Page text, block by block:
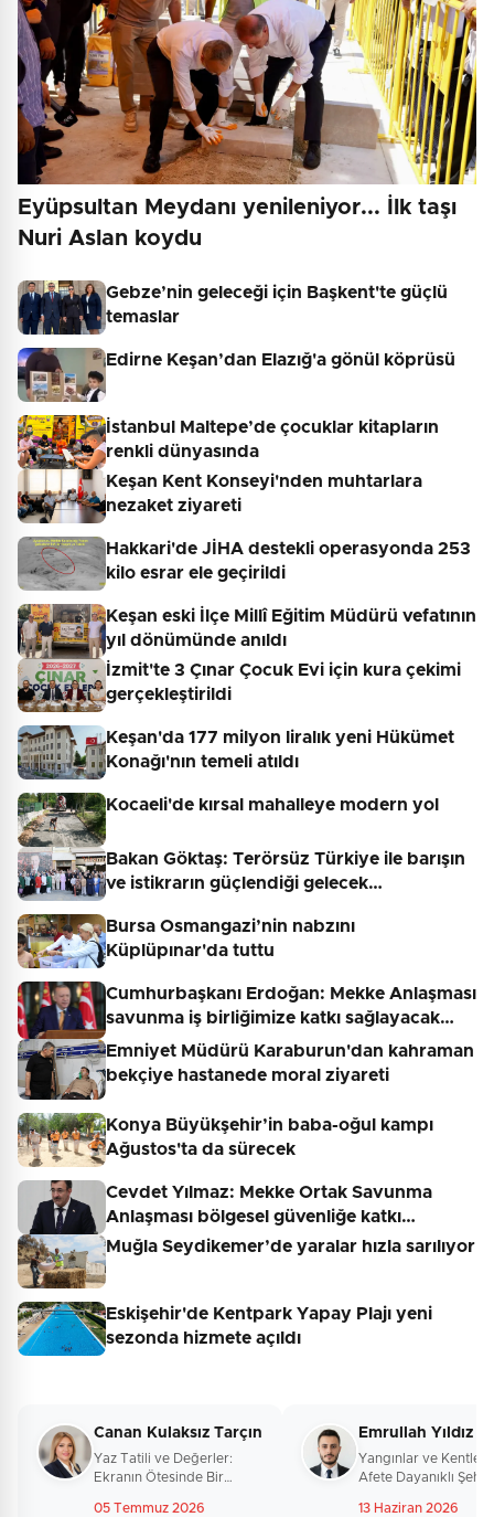
Eyüpsultan Meydanı yenileniyor... İlk taşı
Nuri Aslan koydu
Gebze’nin geleceği için Başkent'te güçlü
temaslar
Edirne Keşan’dan Elazığ'a gönül köprüsü
İstanbul Maltepe’de çocuklar kitapların
renkli dünyasında
Keşan Kent Konseyi'nden muhtarlara
nezaket ziyareti
Hakkari'de JİHA destekli operasyonda 253
kilo esrar ele geçirildi
Keşan eski İlçe Millî Eğitim Müdürü vefatının
yıl dönümünde anıldı
İzmit'te 3 Çınar Çocuk Evi için kura çekimi
gerçekleştirildi
Keşan'da 177 milyon liralık yeni Hükümet
Konağı'nın temeli atıldı
Kocaeli'de kırsal mahalleye modern yol
Bakan Göktaş: Terörsüz Türkiye ile barışın
ve istikrarın güçlendiği gelecek…
Bursa Osmangazi’nin nabzını
Küplüpınar'da tuttu
Cumhurbaşkanı Erdoğan: Mekke Anlaşması
savunma iş birliğimize katkı sağlayacak…
Emniyet Müdürü Karaburun'dan kahraman
bekçiye hastanede moral ziyareti
Konya Büyükşehir’in baba-oğul kampı
Ağustos'ta da sürecek
Cevdet Yılmaz: Mekke Ortak Savunma
Anlaşması bölgesel güvenliğe katkı…
Muğla Seydikemer’de yaralar hızla sarılıyor
Eskişehir'de Kentpark Yapay Plajı yeni
sezonda hizmete açıldı
Canan Kulaksız Tarçın
Yaz Tatili ve Değerler:
Ekranın Ötesinde Bir
05 Temmuz 2026
Emrullah Yıldız
Yangınlar ve
Afete Dayanıklı
13 Haziran 2026